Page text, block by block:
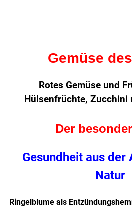
Gemüse
Rotes Gemüse und
Hülsenfrüchte, Zucchini
Der
Gesundheit aus der
Natur
Ringelblume als